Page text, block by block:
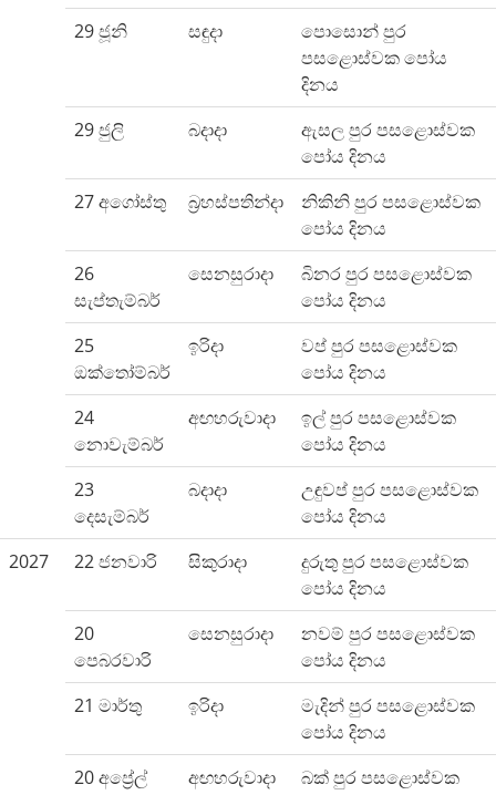
29 ජූනි
සඳුදා
පොසොන් පුර
පසළොස්වක පෝය
දිනය
29 ජුලි
බදාදා
ඇසල පුර පසළොස්වක
පෝය දිනය
27 අගෝස්තු
බ්‍රහස්පතින්දා
නිකිනි පුර පසළොස්වක
පෝය දිනය
26
සැප්තැම්බර්
සෙනසුරාදා
බිනර පුර පසළොස්වක
පෝය දිනය
25
ඔක්තෝම්බර්
ඉරිදා
වප් පුර පසළොස්වක
පෝය දිනය
24
නොවැම්බර්
අඟහරුවාදා
ඉල් පුර පසළොස්වක
පෝය දිනය
23
දෙසැම්බර්
බදාදා
උඳුවප් පුර පසළොස්වක
පෝය දිනය
2027
22 ජනවාරි සිකුරාදා
දුරුතු පුර පසළොස්වක
පෝය දිනය
20
පෙබරවාරි
සෙනසුරාදා
නවම් පුර පසළොස්වක
පෝය දිනය
21 මාර්තු
ඉරිදා
මැදින් පුර පසළොස්වක
පෝය දිනය
20 අප්‍රේල්
අඟහරුවාදා
බක් පුර පසළොස්වක